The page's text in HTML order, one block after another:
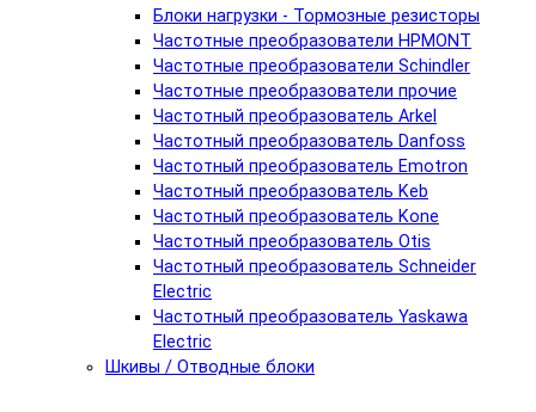
Блоки нагрузки - Тормозные резисторы
Частотные преобразователи HPMONT
Частотные преобразователи Schindler
Частотные преобразователи прочие
Частотный преобразователь Arkel
Частотный преобразователь Danfoss
Частотный преобразователь Emotron
Частотный преобразователь Keb
Частотный преобразователь Kone
Частотный преобразователь Otis
Частотный преобразователь Schneider
Electric
Частотный преобразователь Yaskawa
Electric
Шкивы / Отводные блоки